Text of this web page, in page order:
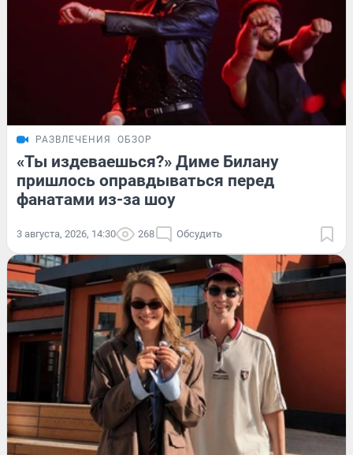
РАЗВЛЕЧЕНИЯ ОБЗОР
«Ты издеваешься?» Диме Билану
пришлось оправдываться перед
фанатами из-за шоу
3 августа, 2026, 14:30 268 Обсудить